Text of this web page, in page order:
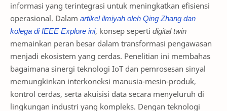
informasi yang terintegrasi untuk meningkatkan efisiensi
operasional. Dalam artikelilmiyah oleh QingZhang dan
kolega diIEEE Explore ini, konsep seperti digital twin
memainkan peran besar dalam transformasi pengawasan
menjadi ekosistem yang cerdas. Penelitian ini membahas
bagaimana sinergi teknologi IoT dan pemrosesan sinyal
memungkinkan interkoneksi manusia-mesin-produk,
kontrol cerdas, serta akuisisi data secara menyeluruh di
lingkungan industri yang kompleks. Dengan teknologi